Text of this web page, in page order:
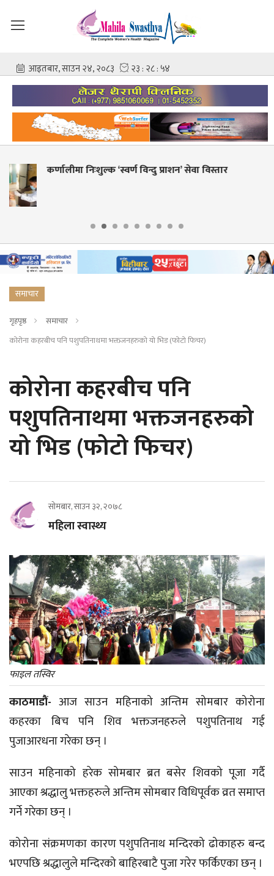
विस्तार
शहीद गंगालाल राष्ट्रिय हृदय केन्द्रको
समाचार
गृहपृष्ठ
समाचार
कोरोना कहरबीच पनि पशुपतिनाथमा भक्तजनहरुको यो भिड (फोटो फिचर)
कोरोना कहरबीच पनि
पशुपतिनाथमा भक्तजनहरुको
यो भिड (फोटो फिचर)
सोमबार, साउन ३२, २०७८
महिला स्वास्थ्य
फाइल तस्विर
काठमाडौं-आज साउन महिनाको अन्तिम सोमबार कोरोना
कहरका बिच पनि शिव भक्तजनहरुले पशुपतिनाथ गई
पुजाआरधना गरेका छन् ।
साउन महिनाको हरेक सोमबार ब्रत बसेर शिवको पूजा गर्दै
आएका श्रद्धालु भक्तहरुले अन्तिम सोमबार विधिपूर्वक व्रत समाप्त
गर्ने गरेका छन् ।
कोरोना संक्रमणका कारण पशुपतिनाथ मन्दिरको ढोकाहरु बन्द
भएपछि श्रद्धालुले मन्दिरको बाहिरबाटै पुजा गरेर फर्किएका छन् ।